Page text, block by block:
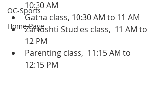
OC-Sports
Home Page
10:30 AM
Gatha class, 10:30 AM to 11 AM
Zartoshti Studies class,  11 AM to
12 PM
Parenting class,  11:15 AM to
12:15 PM